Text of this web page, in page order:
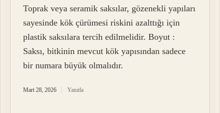
Toprak veya seramik saksılar, gözenekli yapıları
sayesinde kök çürümesi riskini azalttığı için
plastik saksılara tercih edilmelidir. Boyut :
Saksı, bitkinin mevcut kök yapısından sadece
bir numara büyük olmalıdır.
Mart 28, 2026 Yanıtla